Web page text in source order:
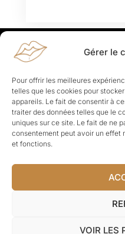
Gérer le
Pour offrir les meilleures
telles que les cookies pour
appareils. Le fait de consentir à
traiter des données telles que le
uniques sur ce site. Le fait de ne
consentement peut avoir un effet
et fonctions.
VOIR LES
À propos de Rapporteuses :
Parisiennes, bien dans leurs
cause, leur apporte et leur
Les Topics
Société Politique
Lifestyle